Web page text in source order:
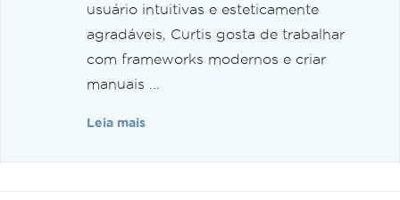
usuário intuitivas e esteticamente
agradáveis, Curtis gosta de trabalhar
com frameworks modernos e criar
manuais ...
Leia mais